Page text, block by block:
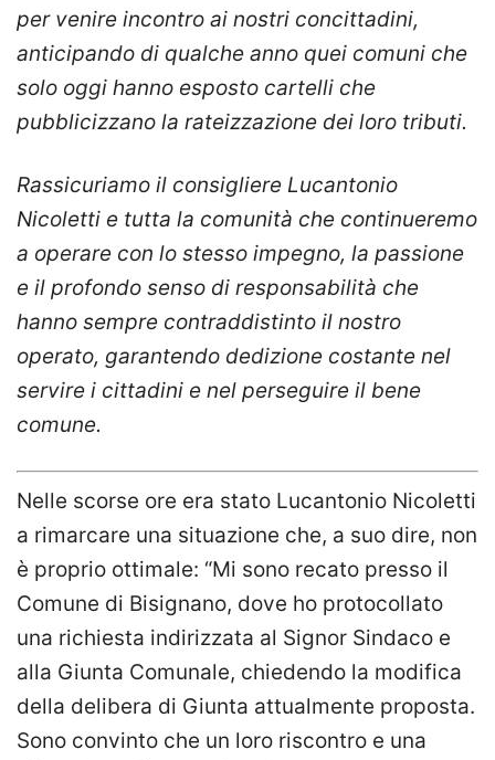
per venire incontro ai nostri concittadini,
anticipando di qualche anno quei comuni che
solo oggi hanno esposto cartelli che
pubblicizzano la rateizzazione dei loro tributi.
Rassicuriamo il consigliere Lucantonio
Nicoletti e tutta la comunità che continueremo
a operare con lo stesso impegno, la passione
e il profondo senso di responsabilità che
hanno sempre contraddistinto il nostro
operato, garantendo dedizione costante nel
servire i cittadini e nel perseguire il bene
comune.
Nelle scorse ore era stato Lucantonio Nicoletti
a rimarcare una situazione che, a suo dire, non
è proprio ottimale: “Mi sono recato presso il
Comune di Bisignano, dove ho protocollato
una richiesta indirizzata al Signor Sindaco e
alla Giunta Comunale, chiedendo la modifica
della delibera di Giunta attualmente proposta.
Sono convinto che un loro riscontro e una